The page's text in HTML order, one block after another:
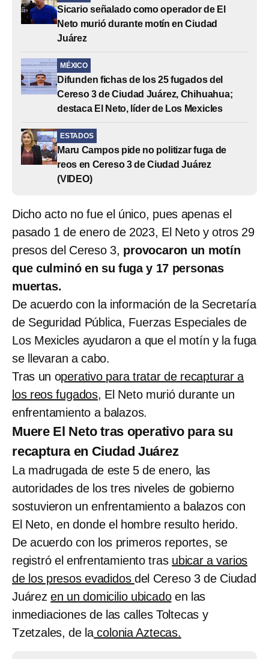
Sicario señalado como operador de El
Neto murió durante motín en Ciudad
Juárez
MÉXICO
Difunden fichas de los 25 fugados del
Cereso 3 de Ciudad Juárez, Chihuahua;
destaca El Neto, líder de Los Mexicles
ESTADOS
Maru Campos pide no politizar fuga de
reos en Cereso 3 de Ciudad Juárez
(VIDEO)
Dicho acto no fue el único, pues apenas el
pasado 1 de enero de 2023, El Neto y otros 29
presos del Cereso 3, provocaron un motín
que culminó en su fuga y 17 personas
muertas.
De acuerdo con la información de la Secretaría
de Seguridad Pública, Fuerzas Especiales de
Los Mexicles ayudaron a que el motín y la fuga
se llevaran a cabo.
Tras un operativo para tratar de recapturar a
los reos fugados, El Neto murió durante un
enfrentamiento a balazos.
Muere El Neto tras operativo para su
recaptura en Ciudad Juárez
La madrugada de este 5 de enero, las
autoridades de los tres niveles de gobierno
sostuvieron un enfrentamiento a balazos con
El Neto, en donde el hombre resulto herido.
De acuerdo con los primeros reportes, se
registró el enfrentamiento tras ubicar a varios
de los presos evadidos del Cereso 3 de Ciudad
Juárezen un domicilio ubicadoen las
inmediaciones de las calles Toltecas y
Tzetzales, de la colonia Aztecas.